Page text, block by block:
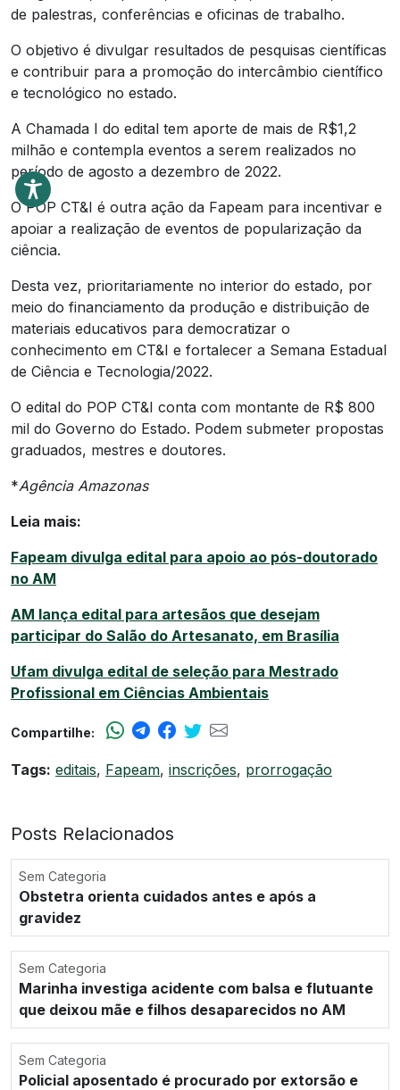
de palestras, conferências e oficinas de trabalho.
O objetivo é divulgar resultados de pesquisas científicas
e contribuir para a promoção do intercâmbio científico
e tecnológico no estado.
A Chamada I do edital tem aporte de mais de R$1,2
milhão e contempla eventos a serem realizados no
período de agosto a dezembro de 2022.
O POP CT&I é outra ação da Fapeam para incentivar e
apoiar a realização de eventos de popularização da
ciência.
Desta vez, prioritariamente no interior do estado, por
meio do financiamento da produção e distribuição de
materiais educativos para democratizar o
conhecimento em CT&I e fortalecer a Semana Estadual
de Ciência e Tecnologia/2022.
O edital do POP CT&I conta com montante de R$ 800
mil do Governo do Estado. Podem submeter propostas
graduados, mestres e doutores.
*Agência Amazonas
Leia mais:
Fapeam divulga edital para apoio ao pós-doutorado
no AM
AM lança edital para artesãos que desejam
participar do Salão do Artesanato, em Brasília
Ufam divulga edital de seleção para Mestrado
Profissional em Ciências Ambientais
Compartilhe:
Tags: editais, Fapeam, inscrições, prorrogação
Posts Relacionados
Sem Categoria
Obstetra orienta cuidados antes e após a
gravidez
Sem Categoria
Marinha investiga acidente com balsa e flutuante
que deixou mãe e filhos desaparecidos no AM
Sem Categoria
Policial aposentado é procurado por extorsão e